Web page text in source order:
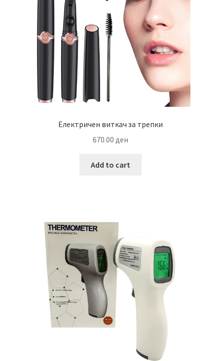
Електричен виткач за трепки
670.00 ден
Add to cart